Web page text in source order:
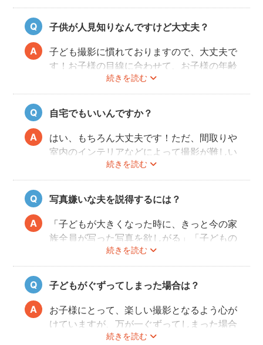
中から、ユーザー自身が好きなカメラマンを
指名するので、自分好みの「家族らしいおし
ゃれな写真」に仕上がります。
らして前撮りや後撮りをするご家族も多いよ
うです。
fotowaは「こだわり指名予約」の場合最短
で前日予約が可能です！ご希望の撮影日時
で、ぜひフォトグラファーを検索してみてく
子供が人見知りなんですけど大丈夫？
続きを読む
子ども撮影に慣れておりますので、大丈夫で
す！お子様の目線に合わせて、お子様の年齢
にあわせてコミュニケーションをすれば、お
子様は心を開いてくれます。お子様にとっ
て、ただやらされるだけのイヤイヤな写真撮
影ではなく、一緒に楽しみながら、一緒に遊
びながら写真を撮影していきます。
自宅でもいいんですか？
続きを読む
はい、もちろん大丈夫です！ただ、間取りや
室内のインテリアなどによって撮影が難しい
場合もありますので、事前にフォトグラファ
ーに相談してみてください。
写真嫌いな夫を説得するには？
続きを読む
「子どもが大きくなった時に、きっと今の家
族全員が写った写真を欲しがる」「子どもの
結婚式で使える写真を撮らないと！」はかな
り効きます。それでも説得できない場合は、
当日撮影の際に、楽しそうにしているお子様
と奥様の様子を見て、実際に撮れた写真をカ
メラで見せてもらって、ノリノリになって一
緒に写るようになることが多いです！
子どもがぐずってしまった場合は？
続きを読む
お子様にとって、楽しい撮影となるよう心が
けていますが、万が一ぐずってしまった場合
は、一旦休憩を挟んで、好きなおやつを食べ